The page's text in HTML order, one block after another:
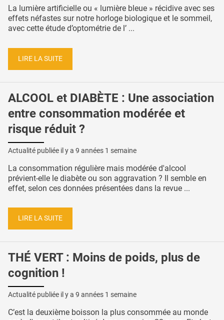
La lumière artificielle ou « lumière bleue » récidive avec ses
effets néfastes sur notre horloge biologique et le sommeil,
avec cette étude d’optométrie de l’ ...
LIRE LA SUITE
ALCOOL et DIABÈTE : Une association
entre consommation modérée et
risque réduit ?
Actualité publiée il y a 9 années 1 semaine
La consommation régulière mais modérée d'alcool
prévient-elle le diabète ou son aggravation ? Il semble en
effet, selon ces données présentées dans la revue ...
LIRE LA SUITE
THÉ VERT : Moins de poids, plus de
cognition !
Actualité publiée il y a 9 années 1 semaine
C’est la deuxième boisson la plus consommée au monde